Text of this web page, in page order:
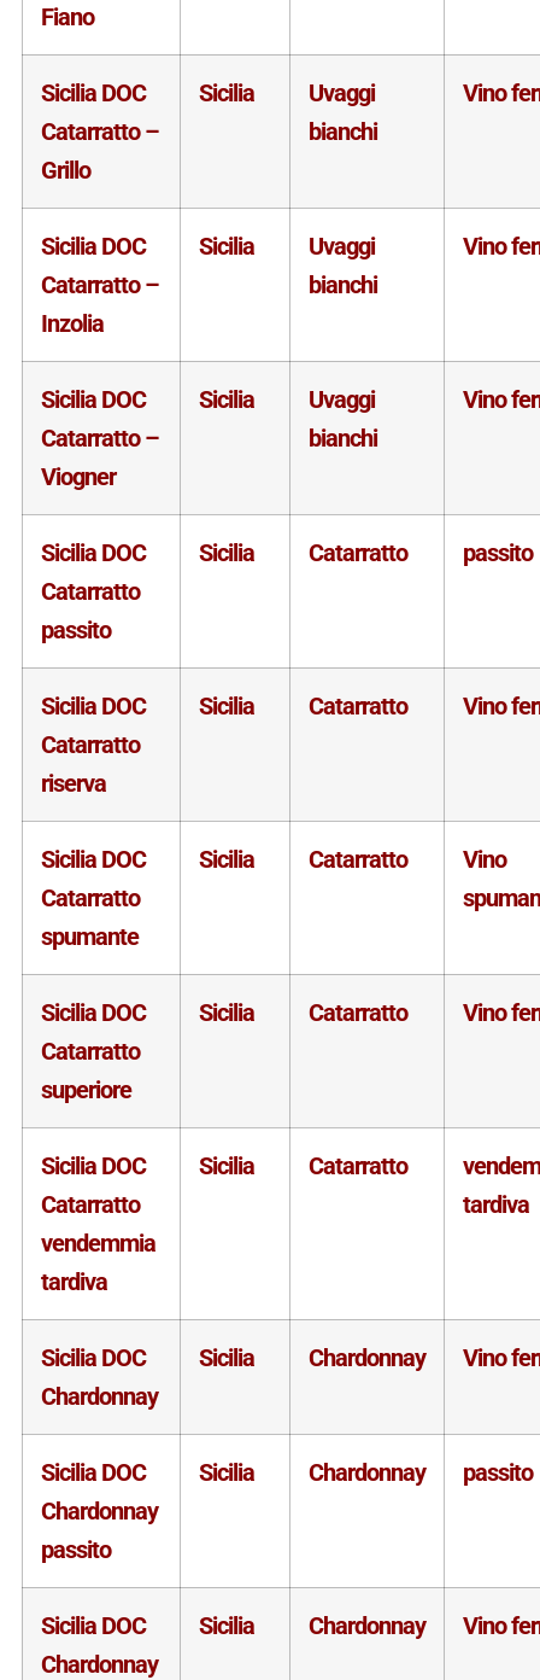
Fiano
Sicilia DOC
Catarratto –
Grillo
Sicilia
Uvaggi
bianchi
Vino
Sicilia DOC
Catarratto –
Inzolia
Sicilia
Uvaggi
bianchi
Vino
Sicilia DOC
Catarratto –
Viogner
Sicilia
Uvaggi
bianchi
Vino
Sicilia DOC
Catarratto
passito
Sicilia Catarratto passito
Sicilia DOC
Catarratto
riserva
Sicilia Catarratto Vino
Sicilia DOC
Catarratto
spumante
Sicilia Catarratto
Vino
Sicilia DOC
Catarratto
superiore
Sicilia Catarratto Vino
Sicilia DOC
Catarratto
vendemmia
tardiva
Sicilia Catarratto
tardiva
Sicilia DOC
Chardonnay
Sicilia Chardonnay Vino
Sicilia DOC
Chardonnay
passito
Sicilia Chardonnay passito
Sicilia DOC
Chardonnay
Sicilia Chardonnay Vino